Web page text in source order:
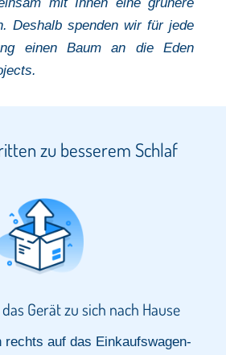
Deshalb spenden wir für jede
einen Bauman die Eden
zu besserem Schlaf
Gerät zu sich nach Hause​
rechts auf das Einkaufswagen-